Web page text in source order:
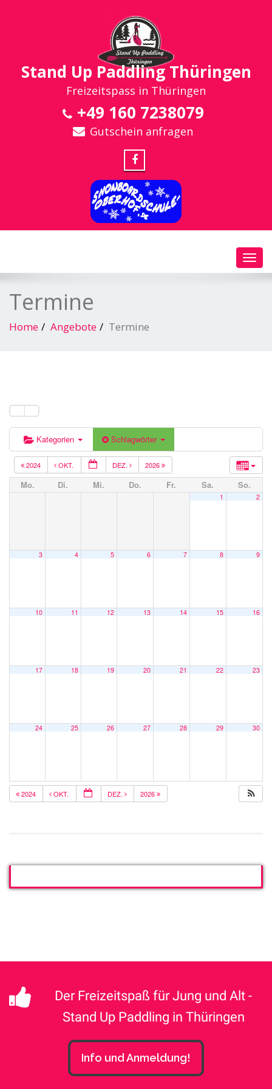
Stand Up Paddling Thüringen
Freizeitspass in Thüringen
+49 160 7238079
Gutschein anfragen
Termine
Home Angebote Termine
Kategorien Schlagwörter
2024 OKT. DEZ. 2026
Mo. Di. Mi. Do. Fr. Sa. So.
1 2
3 4 5 6 7 8 9
10 11 12 13 14 15 16
17 18 19 20 21 22 23
24 25 26 27 28 29 30
2024 OKT. DEZ. 2026
Der Freizeitspaß für Jung und Alt -
Stand Up Paddling in Thüringen
Info und Anmeldung!